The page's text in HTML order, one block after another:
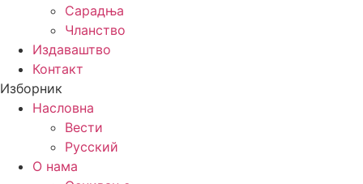
Сарадња
Чланство
Издаваштво
Контакт
Изборник
Насловна
Вести
Русский
О нама